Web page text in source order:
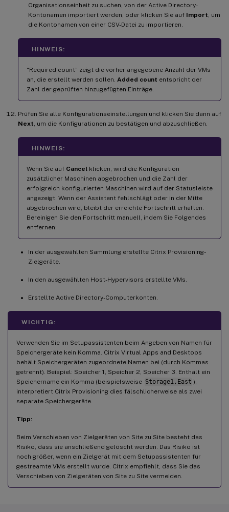
Organisationseinheit zu suchen, von der Active Directory-
Kontonamen importiert werden, oder klicken Sie auf Import, um
die Kontonamen von einer CSV-Datei zu importieren.
HINWEIS:
“Required count” zeigt die vorher angegebene Anzahl der VMs
an, die erstellt werden sollen. Added count entspricht der
Zahl der geprüften hinzugefügten Einträge.
Prüfen Sie alle Konfigurationseinstellungen und klicken Sie dann auf
Next, um die Konfigurationen zu bestätigen und abzuschließen.
HINWEIS:
Wenn Sie auf Cancel klicken, wird die Konfiguration
zusätzlicher Maschinen abgebrochen und die Zahl der
erfolgreich konfigurierten Maschinen wird auf der Statusleiste
angezeigt. Wenn der Assistent fehlschlägt oder in der Mitte
abgebrochen wird, bleibt der erreichte Fortschritt erhalten.
Bereinigen Sie den Fortschritt manuell, indem Sie Folgendes
entfernen:
In der ausgewählten Sammlung erstellte Citrix Provisioning-
Zielgeräte.
In den ausgewählten Host-Hypervisors erstellte VMs.
Erstellte Active Directory-Computerkonten.
WICHTIG:
Verwenden Sie im Setupassistenten beim Angeben von Namen für
Speichergeräte kein Komma. Citrix Virtual Apps and Desktops
behält Speichergeräten zugeordnete Namen bei (durch Kommas
getrennt). Beispiel: Speicher 1, Speicher 2, Speicher 3. Enthält ein
Speichername ein Komma (beispielsweise Storage1,East ),
interpretiert Citrix Provisioning dies fälschlicherweise als zwei
separate Speichergeräte.
Tipp:
Beim Verschieben von Zielgeräten von Site zu Site besteht das
Risiko, dass sie anschließend gelöscht werden. Das Risiko ist
noch größer, wenn ein Zielgerät mit dem Setupassistenten für
gestreamte VMs erstellt wurde. Citrix empfiehlt, dass Sie das
Verschieben von Zielgeräten von Site zu Site vermeiden.